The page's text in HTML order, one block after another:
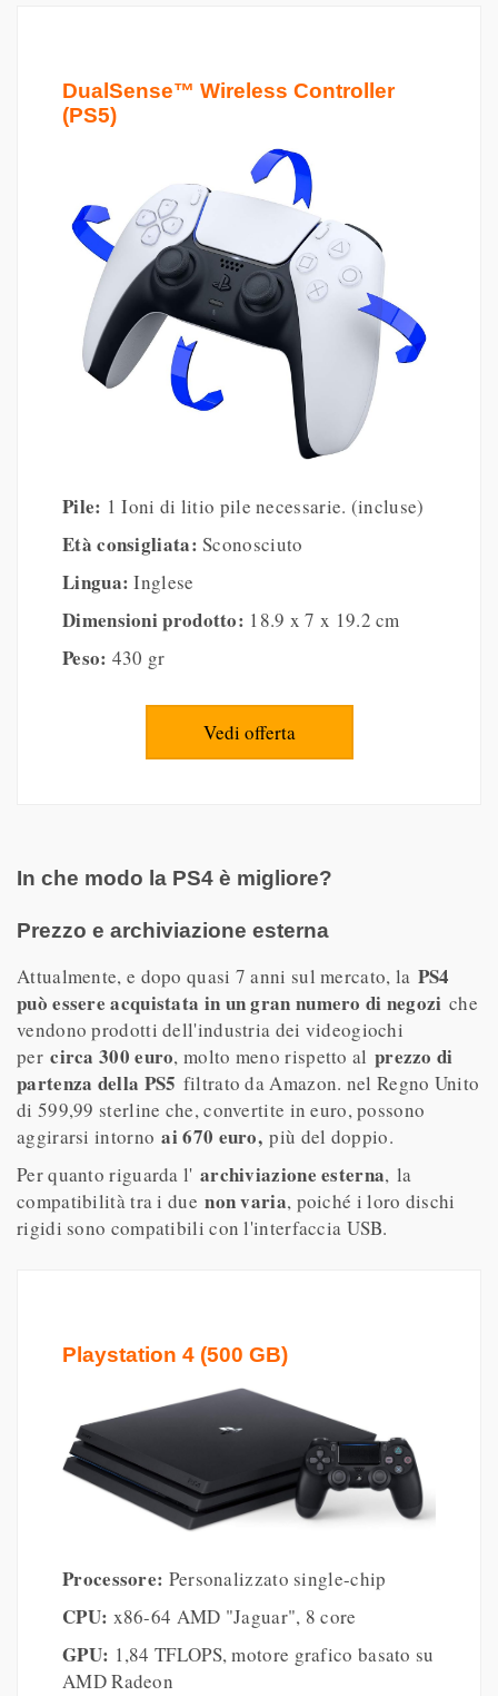
DualSense™ Wireless Controller
(PS5)
Pile: 1 Ioni di litio pile necessarie. (incluse)
Età consigliata: Sconosciuto
Lingua: Inglese
Dimensioni prodotto: 18.9 x 7 x 19.2 cm
Peso: 430 gr
Vedi offerta
In che modo la PS4 è migliore?
Prezzo e archiviazione esterna
Attualmente, e dopo quasi 7 anni sul mercato, la PS4
può essere acquistata in un gran numero di negozi che
vendono prodotti dell'industria dei videogiochi
percirca 300 euro, molto meno rispetto al prezzo di
partenza della PS5 filtrato da Amazon. nel Regno Unito
di 599,99 sterline che, convertite in euro, possono
aggirarsi intornoai 670 euro,più del doppio.
Per quanto riguarda l' archiviazione esterna, la
compatibilità tra i duenon varia, poiché i loro dischi
rigidi sono compatibili con l'interfaccia USB.
Playstation 4 (500 GB)
Processore: Personalizzato single-chip
CPU: x86-64 AMD "Jaguar", 8 core
GPU: 1,84 TFLOPS, motore grafico basato su
AMD Radeon